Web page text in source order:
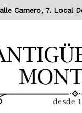
Carnero, 7. Local